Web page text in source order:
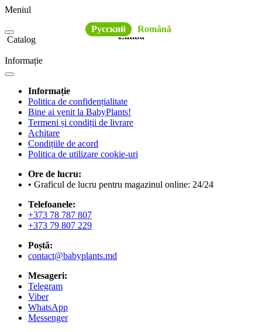
Meniul
Limba
Русский
Română
Catalog
Informație
Informație
Politica de confidențialitate
Bine ai venit la BabyPlants!
Termeni și condiții de livrare
Achitare
Condițiile de acord
Politica de utilizare cookie-uri
Ore de lucru:
• Graficul de lucru pentru magazinul online: 24/24
Telefoanele:
+373 78 787 807
+373 79 807 229
Poștă:
contact@babyplants.md
Mesageri:
Telegram
Viber
WhatsApp
Messenger